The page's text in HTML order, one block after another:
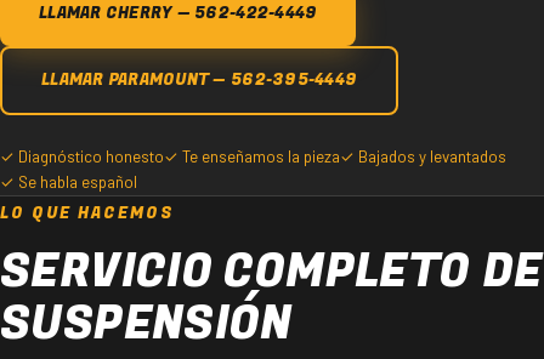
LLAMAR CHERRY — 562-422-4449
LLAMAR PARAMOUNT — 562-395-4449
✓ Diagnóstico honesto✓ Te enseñamos la pieza✓ Bajados y levantados
✓ Se habla español
LO QUE HACEMOS
SERVICIO COMPLETO DE
SUSPENSIÓN